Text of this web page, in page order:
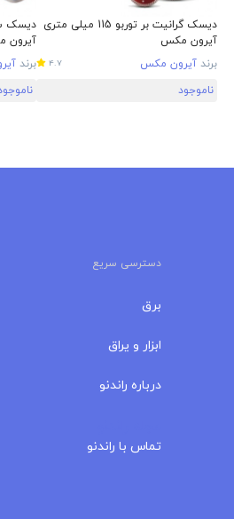
دیسک گرانیت بر توربو 115 میلی‌ متری
آیرون مکس
برند آیرون مکس 4.7
ناموجود
آیرون
برند
دسترسی سریع
برق
ابزار و یراق
درباره‌ راندنو
تماس با راندنو